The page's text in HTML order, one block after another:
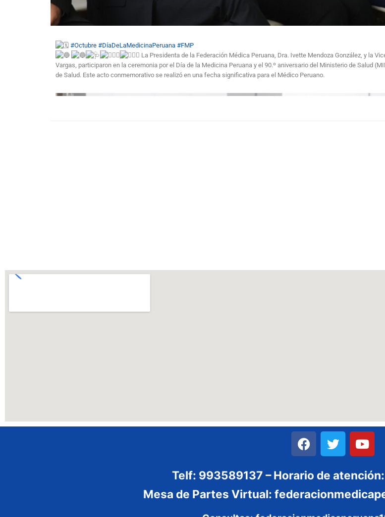
#Octubre #DíaDeLaMedicinaPeruana #FMP
La Presidenta de la Federación Médica Peruana, Dra. Ivette Mendoza González, y la
Vargas, participaron en la ceremonia por el Día de la Medicina Peruana y el 90.º aniversario del Ministerio de Salud
de Salud. Este acto conmemorativo se realizó en una fecha significativa para el Médico Peruano.
Telf: 993589137 – Horario de
Mesa de Partes Virtual: